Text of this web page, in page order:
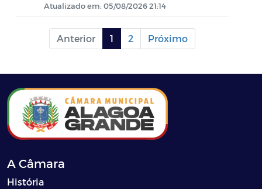
Atualizado em: 05/08/2026 21:14
Anterior 1 2 Próximo
A Câmara
História